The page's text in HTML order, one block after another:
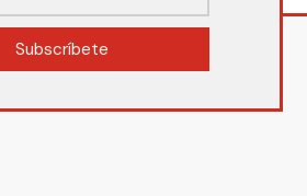
Subscríbete